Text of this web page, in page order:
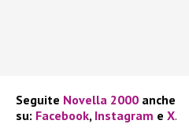
Seguite Novella 2000 anche
su: Facebook, Instagram e X.